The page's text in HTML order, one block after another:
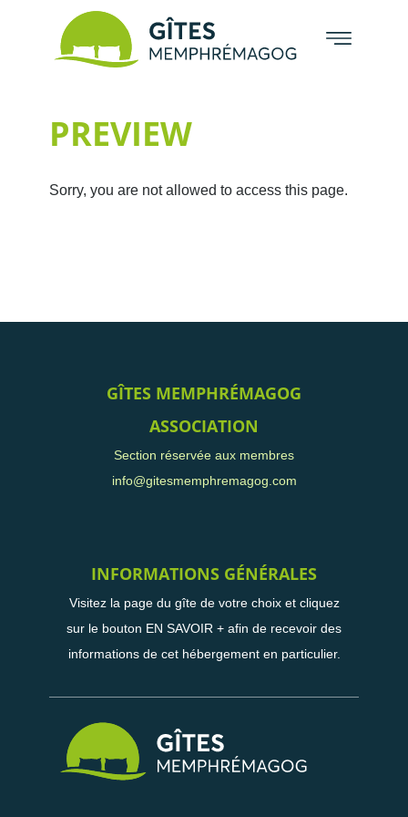
PREVIEW
Sorry, you are not allowed to access this page.
GÎTES MEMPHRÉMAGOG
ASSOCIATION
Section réservée aux membres
info@gitesmemphremagog.com
INFORMATIONS GÉNÉRALES
Visitez la page du gîte de votre choix et cliquez
sur le bouton EN SAVOIR + afin de recevoir des
informations de cet hébergement en particulier.